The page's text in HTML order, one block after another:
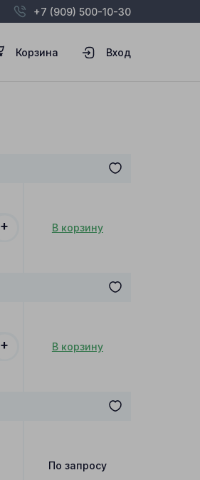
+7 (909) 500-10-30
Корзина Вход
+ В корзину
+ В корзину
По запросу